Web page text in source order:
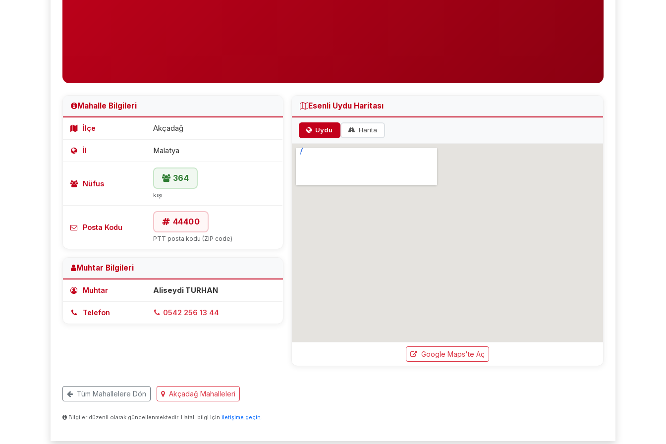
Mahalle Bilgileri
İlçe Akçadağ
İl Malatya
Nüfus
364
kişi
Posta Kodu
44400
PTT posta kodu (ZIP code)
Muhtar Bilgileri
Muhtar Aliseydi TURHAN
Telefon 0542 256 13 44
Esenli Uydu Haritası
Uydu Harita
Google Maps'te Aç
Tüm Mahallelere Dön Akçadağ Mahalleleri
Bilgiler düzenli olarak güncellenmektedir. Hatalı bilgi için iletişime geçin